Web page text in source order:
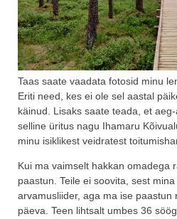
Taas saate vaadata fotosid minu
Eriti need, kes ei ole sel aastal
käinud. Lisaks saate teada, et
selline üritus nagu Ihamaru
minu isiklikest veidratest
Kui ma vaimselt hakkan omadega
paastun. Teile ei soovita, sest
arvamusliider, aga ma ise paastun
päeva. Teen lihtsalt umbes 36